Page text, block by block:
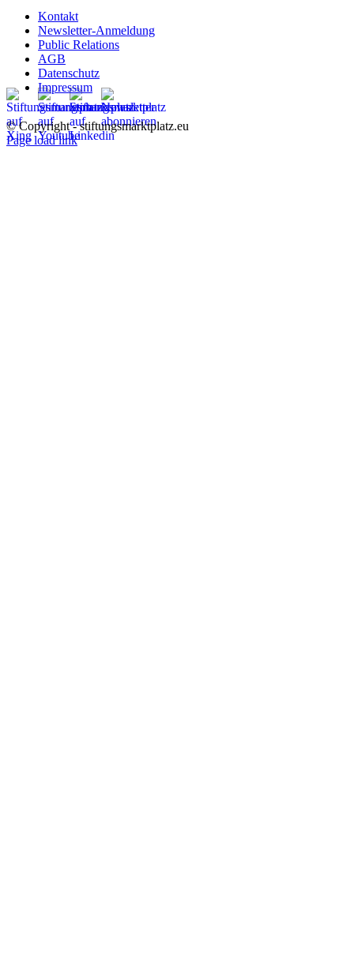
Kontakt
Newsletter-Anmeldung
Public Relations
AGB
Datenschutz
Impressum
© Copyright - stiftungsmarktplatz.eu
Page load link